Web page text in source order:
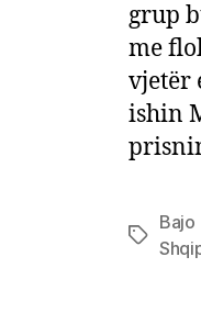
grup
me
vjetër
ishin
Tags
Bajo